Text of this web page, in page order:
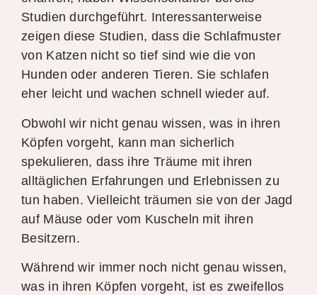
Studien durchgeführt. Interessanterweise
zeigen diese Studien, dass die Schlafmuster
von Katzen nicht so tief sind wie die von
Hunden oder anderen Tieren. Sie schlafen
eher leicht und wachen schnell wieder auf.
Obwohl wir nicht genau wissen, was in ihren
Köpfen vorgeht, kann man sicherlich
spekulieren, dass ihre Träume mit ihren
alltäglichen Erfahrungen und Erlebnissen zu
tun haben. Vielleicht träumen sie von der Jagd
auf Mäuse oder vom Kuscheln mit ihren
Besitzern.
Während wir immer noch nicht genau wissen,
was in ihren Köpfen vorgeht, ist es zweifellos